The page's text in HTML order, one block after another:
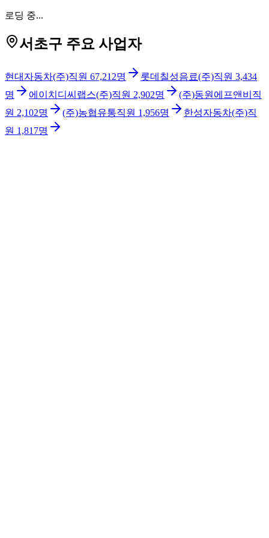
로딩 중...
서초구 주요 사업자
현대자동차(주)직원 67,212명 롯데칠성음료(주)직원 3,434
명
에이치디씨랩스(주)직원 2,902명 (주)동원에프앤비 직
원 2,102명 (주)농협유통직원 1,956명 한성자동차(주)직
원 1,817명